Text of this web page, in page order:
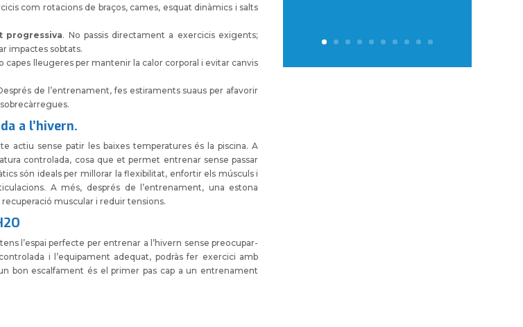
com rotacions de braços, cames, esquat dinàmics i salts
progressiva. No passis directament a exercicis exigents;
impactes sobtats.
capes lleugeres per mantenir la calor corporal i evitar canvis
de l’entrenament, fes estiraments suaus per afavorir
a l’hivern.
actiu sense patir les baixes temperatures és la piscina. A
controlada, cosa que et permet entrenar sense passar
són ideals per millorar la flexibilitat, enfortir els músculs i
A més, després de l’entrenament, una estona
recuperació muscular i reduir tensions.
tens l’espai perfecte per entrenar a l’hivern sense preocupar-
i l’equipament adequat, podràs fer exercici amb
bon escalfament és el primer pas cap a un entrenament